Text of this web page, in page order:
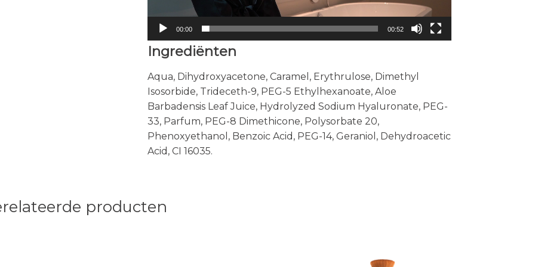
00:00 00:52
Ingrediënten
Aqua, Dihydroxyacetone, Caramel, Erythrulose, Dimethyl
Isosorbide, Trideceth-9, PEG-5 Ethylhexanoate, Aloe
Barbadensis Leaf Juice, Hydrolyzed Sodium Hyaluronate, PEG-
33, Parfum, PEG-8 Dimethicone, Polysorbate 20,
Phenoxyethanol, Benzoic Acid, PEG-14, Geraniol, Dehydroacetic
Acid, CI 16035.
producten